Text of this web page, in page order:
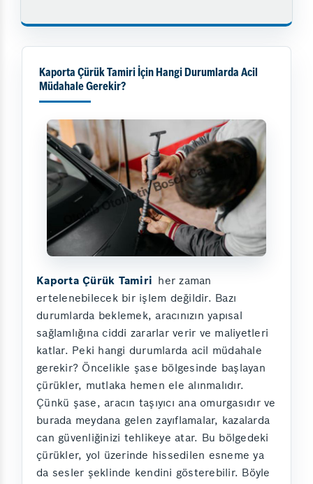
Kaporta Çürük Tamiri İçin Hangi Durumlarda Acil
Müdahale Gerekir?
Kaporta Çürük Tamiri her zaman
ertelenebilecek bir işlem değildir. Bazı
durumlarda beklemek, aracınızın yapısal
sağlamlığına ciddi zararlar verir ve maliyetleri
katlar. Peki hangi durumlarda acil müdahale
gerekir? Öncelikle şase bölgesinde başlayan
çürükler, mutlaka hemen ele alınmalıdır.
Çünkü şase, aracın taşıyıcı ana omurgasıdır ve
burada meydana gelen zayıflamalar, kazalarda
can güvenliğinizi tehlikeye atar. Bu bölgedeki
çürükler, yol üzerinde hissedilen esneme ya
da sesler şeklinde kendini gösterebilir. Böyle